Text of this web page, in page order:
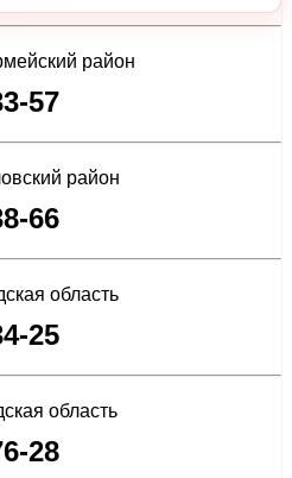
район
57
район
66
область
25
область
28